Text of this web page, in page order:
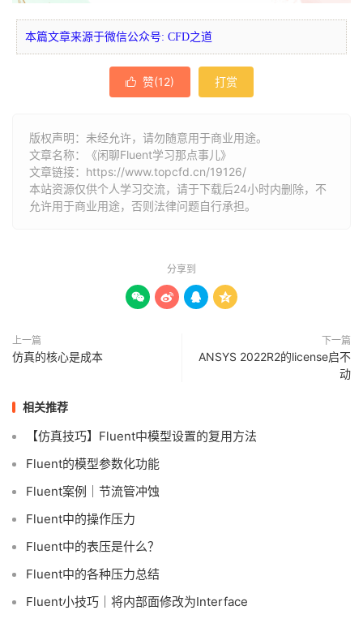
本篇文章来源于微信公众号: CFD之道
 赞(12) 打赏
版权声明：未经允许，请勿随意用于商业用途。
文章名称：《闲聊Fluent学习那点事儿》
文章链接： https://www.topcfd.cn/19126/
本站资源仅供个人学习交流，请于下载后24小时内删除，不
允许用于商业用途，否则法律问题自行承担。
分享到
   
上一篇
仿真的核心是成本
下一篇
ANSYS 2022R2的license启不
动
相关推荐
【仿真技巧】Fluent中模型设置的复用方法
Fluent的模型参数化功能
Fluent案例｜节流管冲蚀
Fluent中的操作压力
Fluent中的表压是什么？
Fluent中的各种压力总结
Fluent小技巧｜将内部面修改为Interface